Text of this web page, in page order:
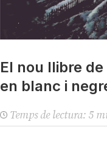
El nou llibre
en blanc i
Temps de lectura: 5